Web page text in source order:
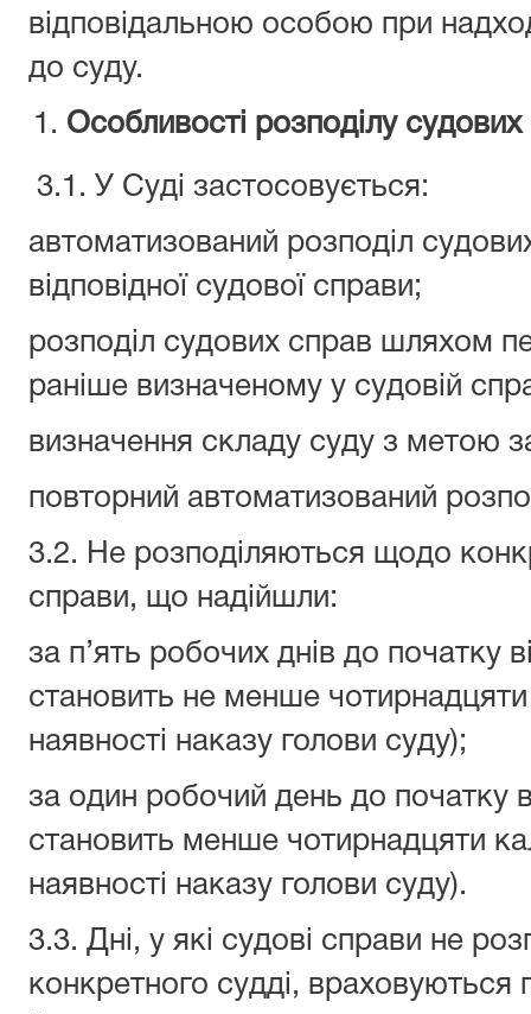
відповідальною особою при
до суду.
Особливості розподілу
3.1. У Суді застосовується:
автоматизований розподіл
відповідної судової справи;
розподіл судових справ шляхом
раніше визначеному у судовій
визначення складу суду з метою
повторний автоматизований
3.2. Не розподіляються щодо
справи, що надійшли:
за п’ять робочих днів до початку
становить не менше чотирнадцяти
наявності наказу голови суду);
за один робочий день до початку
становить менше чотирнадцяти
наявності наказу голови суду).
3.3. Дні, у які судові справи не
конкретного судді, враховуються